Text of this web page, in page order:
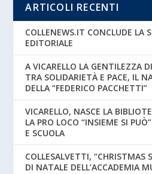
ARTICOLI RECENTI
COLLENEWS.IT CONCLUDE LA
EDITORIALE
A VICARELLO LA GENTILEZZA
TRA SOLIDARIETÀ E PACE, IL
DELLA “FEDERICO PACCHETTI”
VICARELLO, NASCE LA
LA PRO LOCO “INSIEME SI
E SCUOLA
COLLESALVETTI, “CHRISTMAS
DI NATALE DELL’ACCADEMIA